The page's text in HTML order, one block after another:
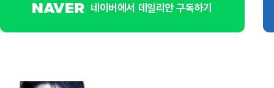
네이버에서 데일리안 구독하기